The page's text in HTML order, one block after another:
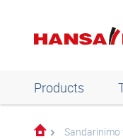
Products
Sandarinimo